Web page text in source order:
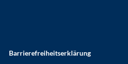
Barrierefreiheitserklärung